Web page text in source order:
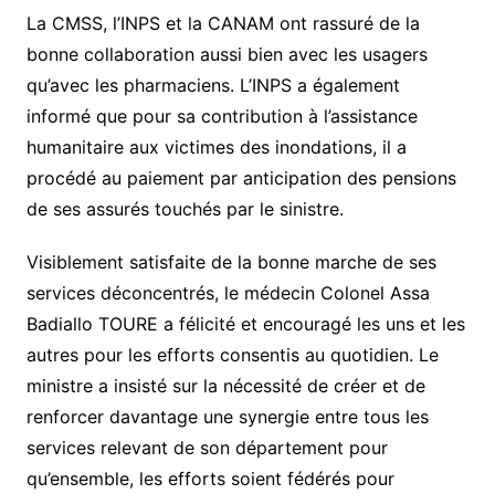
La CMSS, l’INPS et la CANAM ont rassuré de la
bonne collaboration aussi bien avec les usagers
qu’avec les pharmaciens. L’INPS a également
informé que pour sa contribution à l’assistance
humanitaire aux victimes des inondations, il a
procédé au paiement par anticipation des pensions
de ses assurés touchés par le sinistre.
Visiblement satisfaite de la bonne marche de ses
services déconcentrés, le médecin Colonel Assa
Badiallo TOURE a félicité et encouragé les uns et les
autres pour les efforts consentis au quotidien. Le
ministre a insisté sur la nécessité de créer et de
renforcer davantage une synergie entre tous les
services relevant de son département pour
qu’ensemble, les efforts soient fédérés pour